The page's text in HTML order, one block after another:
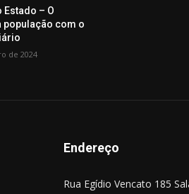
Estado – O
população com o
de 2024
Endereço
Rua Egídio Vencato 185